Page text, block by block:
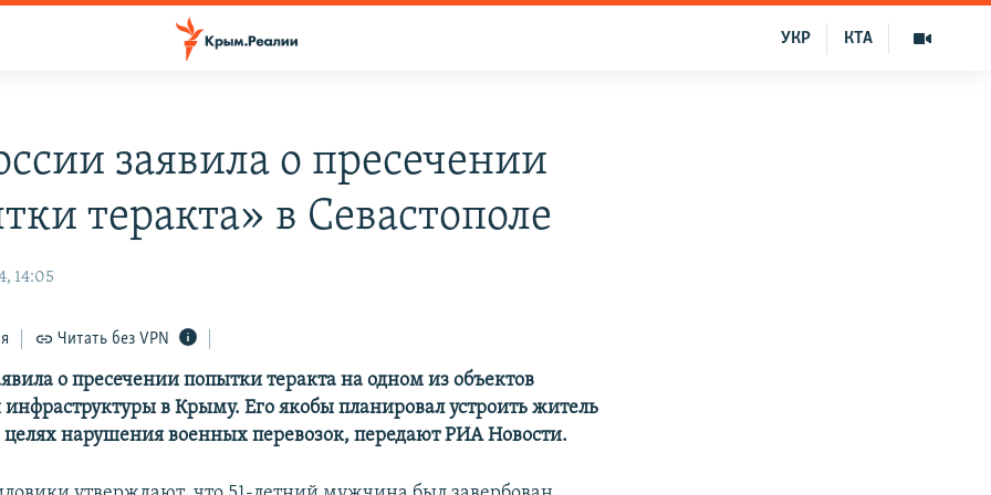
КТА
УКР
заявила о пресечении
теракта» в Севастополе
14:05
Читать без VPN
о пресечении попытки теракта на одном из объектов
инфраструктуры в Крыму. Его якобы планировал устроить житель
целях нарушения военных перевозок, передают РИА Новости.